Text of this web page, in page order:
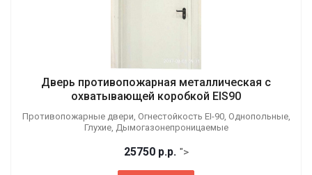
Дверь противопожарная металлическая с
охватывающей коробкой EIS90
Противопожарные двери, Огнестойкость EI-90, Однопольные,
Глухие, Дымогазонепроницаемые
25750 р.р. ">